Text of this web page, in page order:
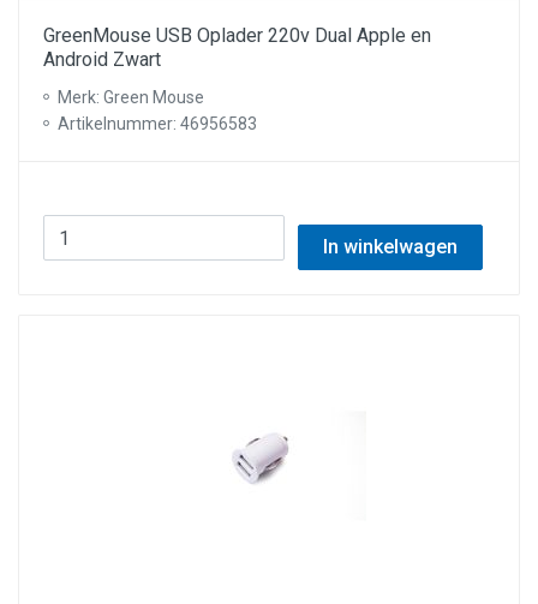
GreenMouse USB Oplader 220v Dual Apple en
Android Zwart
Merk: Green Mouse
Artikelnummer: 46956583
In winkelwagen